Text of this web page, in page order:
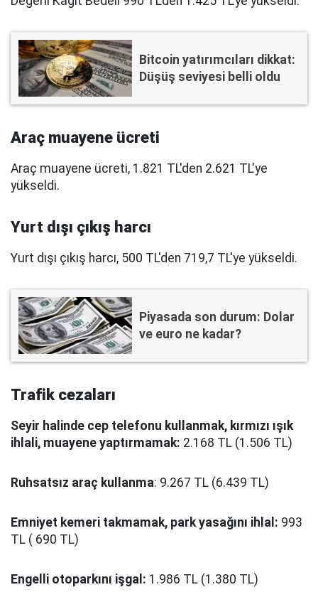
Bitcoin yatırımcıları dikkat:
Düşüş seviyesi belli oldu
Araç muayene ücreti
Araç muayene ücreti, 1.821 TL'den 2.621 TL'ye
yükseldi.
Yurt dışı çıkış harcı
Yurt dışı çıkış harcı, 500 TL'den 719,7 TL'ye yükseldi.
Piyasada son durum: Dolar
ve euro ne kadar?
Trafik cezaları
Seyir halinde cep telefonu kullanmak, kırmızı ışık
ihlali, muayene yaptırmamak: 2.168 TL (1.506 TL)
Ruhsatsız araç kullanma: 9.267 TL (6.439 TL)
Emniyet kemeri takmamak, park yasağını ihlal: 993
TL ( 690 TL)
Engelli otoparkını işgal: 1.986 TL (1.380 TL)